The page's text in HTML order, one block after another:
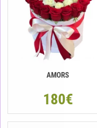
AMORS
180€